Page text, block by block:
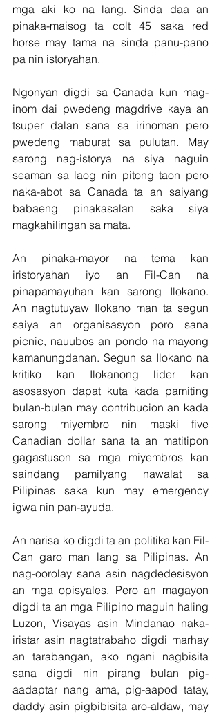
mga aki ko na lang. Sinda daa an
pinaka-maisog ta colt 45 saka red
horse may tama na sinda panu-pano
pa nin istoryahan.
Ngonyan digdi sa Canada kun mag-
inom dai pwedeng magdrive kaya an
tsuper dalan sana sa irinoman pero
pwedeng maburat sa pulutan. May
sarong nag-istorya na siya naguin
seaman sa laog nin pitong taon pero
naka-abot sa Canada ta an saiyang
babaeng pinakasalan saka siya
magkahilingan sa mata.
An pinaka-mayor na tema kan
iristoryahan iyo an Fil-Can na
pinapamayuhan kan sarong Ilokano.
An nagtutuyaw Ilokano man ta segun
saiya an organisasyon poro sana
picnic, nauubos an pondo na mayong
kamanungdanan. Segun sa Ilokano na
kritiko kan Ilokanong lider kan
asosasyon dapat kuta kada pamiting
bulan-bulan may contribucion an kada
sarong miyembro nin maski five
Canadian dollar sana ta an matitipon
gagastuson sa mga miyembros kan
saindang pamilyang nawalat sa
Pilipinas saka kun may emergency
igwa nin pan-ayuda.
An narisa ko digdi ta an politika kan Fil-
Can garo man lang sa Pilipinas. An
nag-oorolay sana asin nagdedesisyon
an mga opisyales. Pero an magayon
digdi ta an mga Pilipino maguin haling
Luzon, Visayas asin Mindanao naka-
iristar asin nagtatrabaho digdi marhay
an tarabangan, ako ngani nagbisita
sana digdi nin pirang bulan pig-
aadaptar nang ama, pig-aapod tatay,
daddy asin pigbibisita aro-aldaw, may